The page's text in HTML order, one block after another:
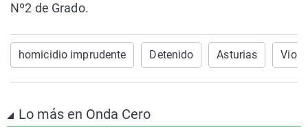
Nº2 de Grado.
homicidio imprudente Detenido Asturias
Lo más en Onda Cero